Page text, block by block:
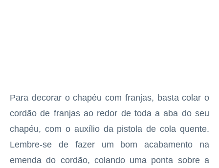
Para decorar o chapéu com franjas, basta colar o
cordão de franjas ao redor de toda a aba do seu
chapéu, com o auxílio da pistola de cola quente.
Lembre-se de fazer um bom acabamento na
emenda do cordão, colando uma ponta sobre a